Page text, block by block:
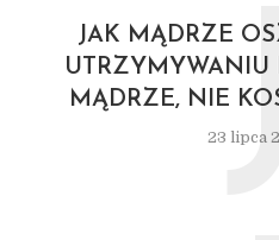
JAK MĄDRZE
UTRZYMYWANIU
MĄDRZE, NIE
23 lipca